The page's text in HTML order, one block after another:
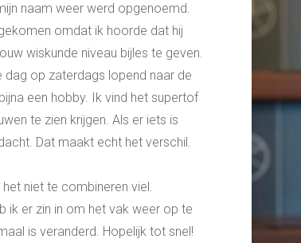
naam weer werd opgenoemd.
omdat ik hoorde dat hij
wiskunde niveau bijles te geven.
dag op zaterdags lopend naar de
een hobby. Ik vind het supertof
te zien krijgen. Als er iets is
Dat maakt echt het verschil.
niet te combineren viel.
ik er zin in om het vak weer op te
is veranderd. Hopelijk tot snel!